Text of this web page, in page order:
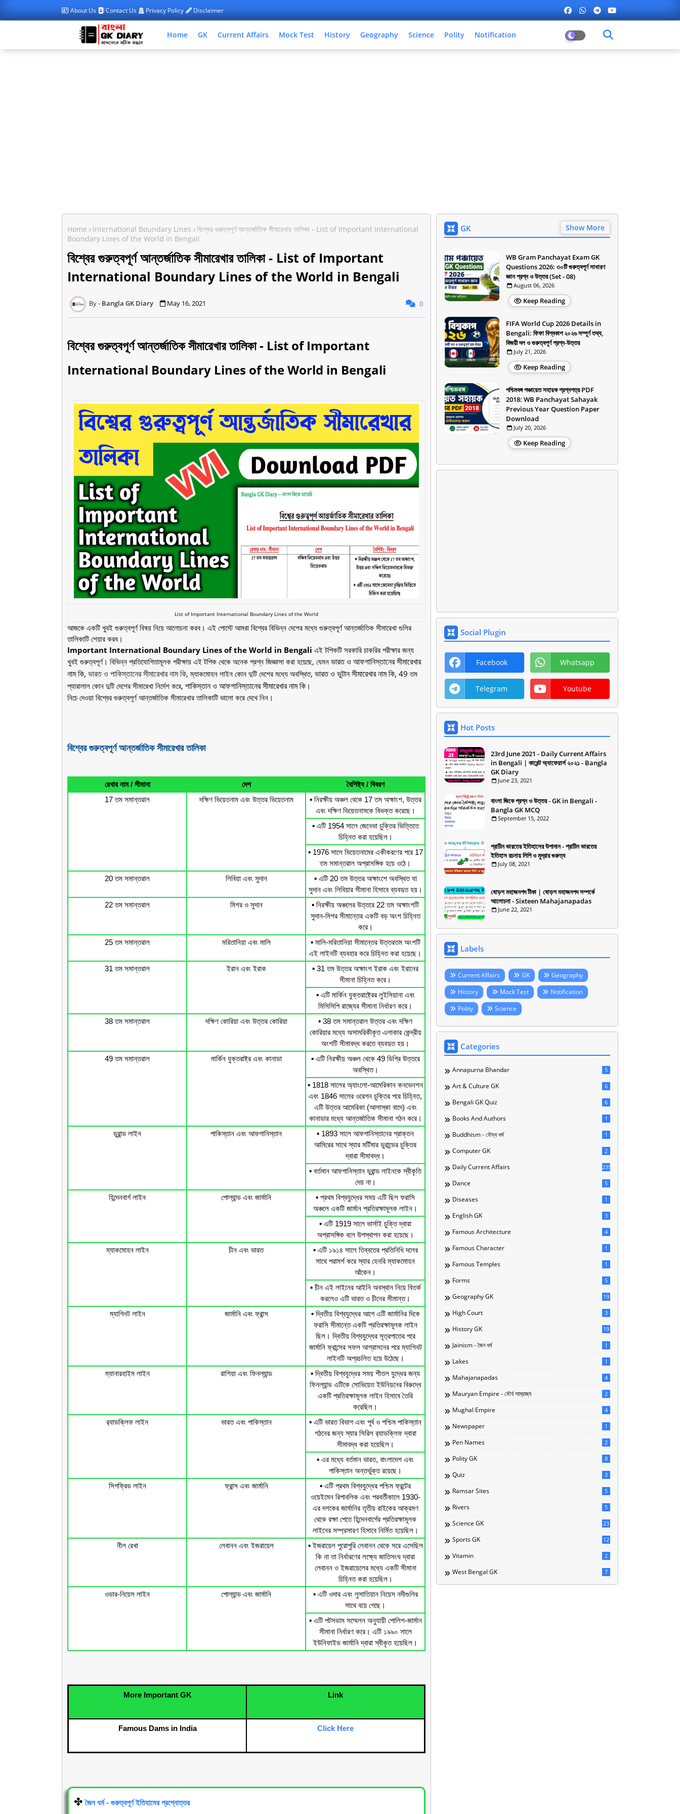
About Us Contact Us Privacy Policy Disclaimer
Home GK Current Affairs Mock Test History Geography Science Polity Notification
Home International Boundary Lines
বিশ্বের গুরুত্বপূর্ণ আন্তর্জাতিক সীমারেখার তালিকা - List of Important International
Boundary Lines of the World in Bengali
বিশ্বের গুরুত্বপূর্ণ আন্তর্জাতিক সীমারেখার তালিকা - List of Important
International Boundary Lines of the World in Bengali
Bangla GK Diary May 16, 2021 0
বিশ্বের গুরুত্বপূর্ণ আন্তর্জাতিক সীমারেখার তালিকা - List of Important
International Boundary Lines of the World in Bengali
List of Important International Boundary Lines of the World
আজকে একটি খুবই গুরুত্বপূর্ণ বিষয় নিয়ে আলোচনা করব। এই পোস্টে আমরা বিশ্বের বিভিন্ন দেশের মধ্যে গুরুত্বপূর্ণ আন্তর্জাতিক সীমারেখা গুলির
তালিকাটি শেয়ার করব।
Important International Boundary Lines of the World in Bengali এই টপিকটি সরকারি চাকরির পরীক্ষার জন্য
খুবই গুরুত্বপূর্ণ। বিভিন্ন প্রতিযোগিতামূলক পরীক্ষায় এই টপিক থেকে অনেক প্রশ্ন জিজ্ঞাসা করা হয়েছে, যেমন ভারত ও আফগানিস্তানের সীমারেখার
নাম কি, ভারত ও পাকিস্তানের সীমারেখার নাম কি, ম্যাকমোহন লাইন কোন দুটি দেশের মধ্যে অবস্থিত, ভারত ও ভুটান সীমারেখার নাম কি, 49 তম
প্যারালাল কোন দুটি দেশের সীমারেখা নির্দেশ করে, পাকিস্তান ও আফগানিস্তানের সীমারেখার নাম কি ।
Page navigation
নিচে দেওয়া বিশ্বের গুরুত্বপূর্ণ আন্তর্জাতিক সীমারেখার তালিকাটি ভালো করে দেখে নিন।
বিশ্বের গুরুত্বপূর্ণ আন্তর্জাতিক সীমারেখার তালিকা
রেখার নাম / সীমানা দেশ
বৈশিষ্ট্য / বিবরণ
17 তম সমান্তরাল
দক্ষিণ ভিয়েতনাম এবং উত্তর ভিয়েতনাম
▪️ নিরক্ষীয় অঞ্চল থেকে 17 তম অক্ষাংশ, উত্তর
এবং দক্ষিণ ভিয়েতনামকে বিভক্ত করেছে।
▪️ এটি 1954 সালে জেনেভা চুক্তির ভিত্তিতে
চিহ্নিত করা হয়েছিল।
▪️ 1976 সালে ভিয়েতনামের একীকরণের পরে 17
তম সমান্তরাল অপ্রাসঙ্গিক হয়ে ওঠে।
20 তম সমান্তরাল
লিবিয়া এবং সুদান
▪️ এটি 20 তম উত্তর অক্ষাংশে অবস্থিত যা
সুদান এবং লিবিয়ার সীমানা হিসাবে ব্যবহৃত হয়।
22 তম সমান্তরাল
মিশর ও সুদান
▪️ নিরক্ষীয় অঞ্চলের উত্তরে 22 তম অক্ষাংশটি
সুদান-মিশর সীমান্তের একটি বড় অংশ চিহ্নিত
করে।
25 তম সমান্তরাল
মরিতানিয়া এবং মালি
▪️ মালি-মরিতানিয়া সীমান্তের উত্তরতম অংশটি
এই লাইনটি ব্যবহার করে চিহ্নিত করা হয়েছে।
31 তম সমান্তরাল
ইরান এবং ইরাক
▪️ 31 তম উত্তর অক্ষাংশ ইরাক এবং ইরানের
সীমানা চিহ্নিত করে।
▪️ এটি মার্কিন যুক্তরাষ্ট্রের লুইসিয়ানা এবং
মিসিসিপি রাজ্যের সীমানা নির্ধারণ করে।
38 তম সমান্তরাল
দক্ষিণ কোরিয়া এবং উত্তর কোরিয়া
▪️ 38 তম সমান্তরাল উত্তর এবং দক্ষিণ
কোরিয়ার মধ্যে অসামরিকীকৃত এলাকার কেন্দ্রীয়
অংশটি সীমাবদ্ধ করতে ব্যবহৃত হয়।
49 তম সমান্তরাল
মার্কিন যুক্তরাষ্ট্র এবং কানাডা
▪️ এটি নিরক্ষীয় অঞ্চল থেকে 49 ডিগ্রি উত্তরে
অবস্থিত।
▪️ 1818 সালের অ্যাংলো-আমেরিকান কনভেনশন
এবং 1846 সালের ওরেগন চুক্তির পরে চিহ্নিত,
এটি উত্তর আমেরিকা (আলাস্কা বাদে) এবং
কানাডার মধ্যে আন্তর্জাতিক সীমানা গঠন করে।
ডুরান্ড লাইন
পাকিস্তান এবং আফগানিস্তান
▪️ 1893 সালে আফগানিস্তানের প্রাক্তন
আমিরের সাথে স্যার মর্টিমার ডুরান্ডের চুক্তির
দ্বারা সীমাবদ্ধ।
▪️ বর্তমান আফগানিস্তান ডুরান্ড লাইনকে স্বীকৃতি
দেয় না।
হিন্দেনবার্গ লাইন
পোল্যান্ড এবং জার্মানি
▪️ প্রথম বিশ্বযুদ্ধের সময় এটি ছিল ফরাসি
অঞ্চলে একটি জার্মান প্রতিরক্ষামূলক লাইন।
▪️ এটি 1919 সালে ভার্সাই চুক্তি দ্বারা
অপ্রাসঙ্গিক বলে উপস্থাপন করা হয়েছে।
ম্যাকমোহন লাইন
চীন এবং ভারত
▪️ এটি ১৯১৪ সালে তিব্বতের প্রতিনিধি দলের
সাথে পরামর্শ করে স্যার হেনরি ম্যাকমোহন
আঁকেন।
▪️ চীন এই লাইনের আইনি অবস্থান নিয়ে বিতর্ক
করলেও এটি ভারত ও চীনের সীমান্ত।
ম্যাগিনট লাইন
জার্মানি এবং ফ্রান্স
▪️ দ্বিতীয় বিশ্বযুদ্ধের আগে এটি জার্মানির দিকে
ফরাসি সীমান্তে একটি প্রতিরক্ষামূলক লাইন
ছিল। দ্বিতীয় বিশ্বযুদ্ধের সূত্রপাতের পরে
জার্মানি ফ্রান্সের সফল আগ্রাসনের পরে ম্যাগিনট
লাইনটি অপ্রচলিত হয়ে উঠেছে।
ম্যানারহাইম লাইন
রাশিয়া এবং ফিনল্যান্ড
▪️ দ্বিতীয় বিশ্বযুদ্ধের সময় শীতল যুদ্ধের জন্য
ফিনল্যান্ড এটিকে সোভিয়েত ইউনিয়নের বিরুদ্ধে
একটি প্রতিরক্ষামূলক লাইন হিসাবে তৈরি
করেছিল।
র‌্যাডক্লিফ লাইন
ভারত এবং পাকিস্তান
▪️ এটি ভারত বিভাগ এবং পূর্ব ও পশ্চিম পাকিস্তান
গঠনের জন্য স্যার সিরিল র‌্যাডক্লিফ দ্বারা
সীমাবদ্ধ করা হয়েছিল।
▪️ এর মধ্যে বর্তমান ভারত, বাংলাদেশ এবং
পাকিস্তান অন্তর্ভুক্ত রয়েছে।
সিগফ্রিড লাইন
ফ্রান্স এবং জার্মানি
▪️ এটি প্রথম বিশ্বযুদ্ধের পশ্চিম ফ্রন্টের
ওয়েইমেন রিপাবলিক এবং পরবর্তীকালে 1930-
এর দশকের জার্মানির তৃতীয় রাইকের আক্রমণ
থেকে রক্ষা পেতে হিন্দেনবার্গের প্রতিরক্ষামূলক
লাইনের সম্প্রসারণ হিসাবে নির্মিত হয়েছিল।
নীল রেখা
লেবানন এবং ইজরায়েল
▪️ ইজরায়েল পুরোপুরি লেবানন থেকে সরে এসেছিল
কি না তা নির্ধারণের লক্ষ্যে জাতিসংঘ দ্বারা
লেবানন ও ইজরায়েলের মধ্যে একটি সীমানা
চিহ্নিত করা হয়েছিল।
ওডার-নিয়েস লাইন
পোল্যান্ড এবং জার্মানি
▪️ এটি ওদার এবং লুসাতিয়ান নিয়েস নদীগুলির
সাথে বয়ে গেছে।
▪️ এটি পটসডাম সম্মেলন অনুযায়ী পোলিশ-জার্মান
সীমানা নির্ধারণ করে। এটি ১৯৯০ সালে
ইউনিফাইড জার্মানি দ্বারা স্বীকৃত হয়েছিল।
More Important GK Link
Famous Dams in India Click Here
✤ জৈন ধর্ম- গুরুত্বপূর্ণইতিহাসের প্রশ্নোত্তর
GK Show More
WB Gram Panchayat Exam GK
Questions 2026: ৩০টি গুরুত্বপূর্ণ সাধারণ
জ্ঞান প্রশ্ন ও উত্তর (Set - 08)
August 06, 2026
Keep Reading
FIFA World Cup 2026 Details in
Bengali: ফিফা বিশ্বকাপ ২০২৬ সম্পূর্ণ তথ্য,
বিজয়ী দল ও গুরুত্বপূর্ণ প্রশ্ন-উত্তর
July 21, 2026
Keep Reading
পশ্চিমবঙ্গ পঞ্চায়েত সহায়ক প্রশ্নপত্র PDF
2018: WB Panchayat Sahayak
Previous Year Question Paper
Download
July 20, 2026
Keep Reading
Social Plugin
Facebook Whatsapp
Telegram Youtube
Hot Posts
23rd June 2021 - Daily Current Affairs
in Bengali | কারেন্ট অ্যাফেয়ার্স ২০২১ - Bangla
GK Diary
June 23, 2021
বাংলা জিকে প্রশ্ন ও উত্তর - GK in Bengali -
Bangla GK MCQ
September 15, 2022
প্রাচীন ভারতের ইতিহাসের উপাদান - প্রাচীন ভারতের
ইতিহাস রচনায় লিপি ও মুদ্রার গুরুত্ব
July 08, 2021
ষোড়শ মহাজনপদ টীকা | ষোড়শ মহাজনপদ সম্পর্কে
আলোচনা - Sixteen Mahajanapadas
June 22, 2021
Labels
Current Affairs GK
Geography
History
Mock Test
Notification
Polity
Science
Categories
Annapurna Bhandar 5
Art & Culture GK 6
Bengali GK Quiz 6
Books And Authors 1
Buddhism - বৌদ্ধ ধর্ম 1
Computer GK 2
Daily Current Affairs 235
Dance 5
Diseases 1
English GK 3
Famous Architecture 4
Famous Character 1
Famous Temples 1
Forms 5
Geography GK 19
High Court 3
History GK 19
Jainism - জৈন ধর্ম 1
Lakes 1
Mahajanapadas 4
Mauryan Empire - মৌর্য সাম্রাজ্য 2
Mughal Empire 4
Newspaper 1
Pen Names 2
Polity GK 8
Quiz 3
Ramsar Sites 5
Rivers 5
Science GK 23
Sports GK 12
Vitamin 2
West Bengal GK 7